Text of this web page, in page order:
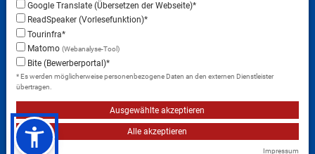
Datenschutzeinstellungen
Erklärung zur Barrierefreiheit
Instagram
Facebook
Google Translate (Übersetzen der Webseite)*
ReadSpeaker (Vorlesefunktion)*
Tourinfra*
Matomo(Webanalyse-Tool)
Bite (Bewerberportal)*
* Es werden möglicherweise personenbezogene Daten an den externen Dienstleister
übertragen.
Ausgewählte akzeptieren
Alle akzeptieren
Impressum